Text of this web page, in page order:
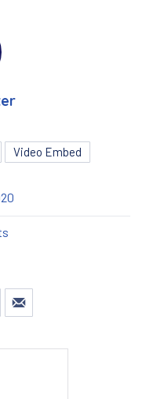
Video Embed
on All You Need To Know
on Pinterest
Share by Email